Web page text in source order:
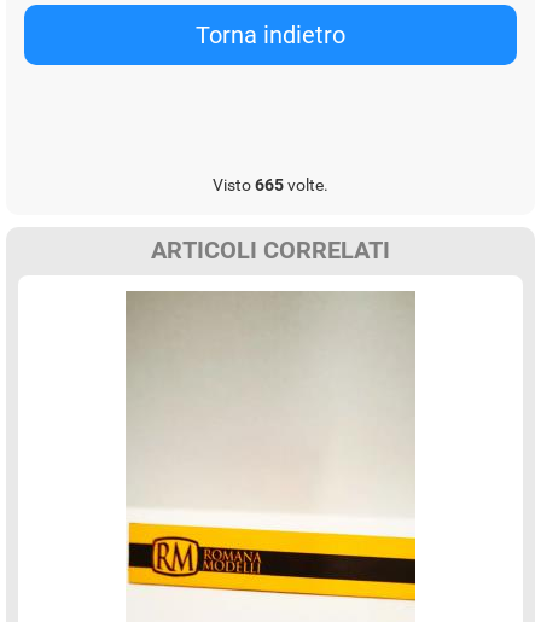
Visto665volte.
ARTICOLI CORRELATI